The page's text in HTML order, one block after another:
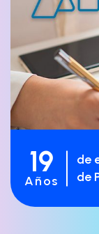
19
Años
de
de